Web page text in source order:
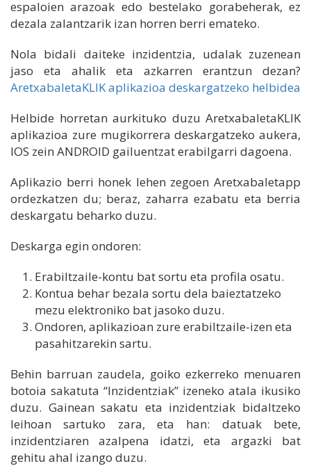
espaloien arazoak edo bestelako gorabeherak, ez
dezala zalantzarik izan horren berri emateko.
Nola bidali daiteke inzidentzia, udalak zuzenean
jaso eta ahalik eta azkarren erantzun dezan?
AretxabaletaKLIK aplikazioa deskargatzeko helbidea
Helbide horretan aurkituko duzu AretxabaletaKLIK
aplikazioa zure mugikorrera deskargatzeko aukera,
IOS zein ANDROID gailuentzat erabilgarri dagoena.
Aplikazio berri honek lehen zegoen Aretxabaletapp
ordezkatzen du; beraz, zaharra ezabatu eta berria
deskargatu beharko duzu.
Deskarga egin ondoren:
Erabiltzaile-kontu bat sortu eta profila osatu.
Kontua behar bezala sortu dela baieztatzeko
mezu elektroniko bat jasoko duzu.
Ondoren, aplikazioan zure erabiltzaile-izen eta
pasahitzarekin sartu.
Behin barruan zaudela, goiko ezkerreko menuaren
botoia sakatuta “Inzidentziak” izeneko atala ikusiko
duzu. Gainean sakatu eta inzidentziak bidaltzeko
leihoan sartuko zara, eta han: datuak bete,
inzidentziaren azalpena idatzi, eta argazki bat
gehitu ahal izango duzu.